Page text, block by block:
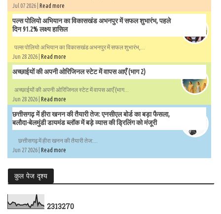
Jul 07 2026 | Read more
पल्स पोलियो अभियान का विकासखंड अभनपुर में सफल शुभारंभ, पहले
दिन 91.2% लक्ष्य हासिल
पल्स पोलियो अभियान का विकासखंड अभनपुर में सफल शुभारंभ,...
Jun 28 2026 | Read more
अच्छाईयों की अपनी ओरिजिनल स्टेट में वापस आएँ (भाग 2)
अच्छाईयों की अपनी ओरिजिनल स्टेट में वापस आएँ (भाग...
Jun 28 2026 | Read more
छत्तीसगढ़ में हीरा खनन की तैयारी तेज: एनसीएल बोर्ड का बड़ा फैसला,
बलौदा-बेलमुंडी डायमंड ब्लॉक में बड़े व्यास की ड्रिलिंग को मंजूरी
छत्तीसगढ़ में हीरा खनन की तैयारी तेज:...
Jun 27 2026 | Read more
कुल पेज दृश्य
2313270